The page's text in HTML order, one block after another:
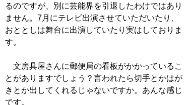
るのですが、別に芸能界を引退したわけではあり
ません。7月にテレビ出演させていただいたり、
おととしは舞台に出演していたり実はしておりま
す。
文房具屋さんに郵便局の看板がかかっているこ
とがありますでしょう？言われたら切手とかはが
きとか出してくれるじゃないですか。あんな感じ
です。